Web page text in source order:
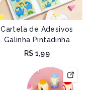
Cartela de Adesivos
Galinha Pintadinha
R$ 1,99